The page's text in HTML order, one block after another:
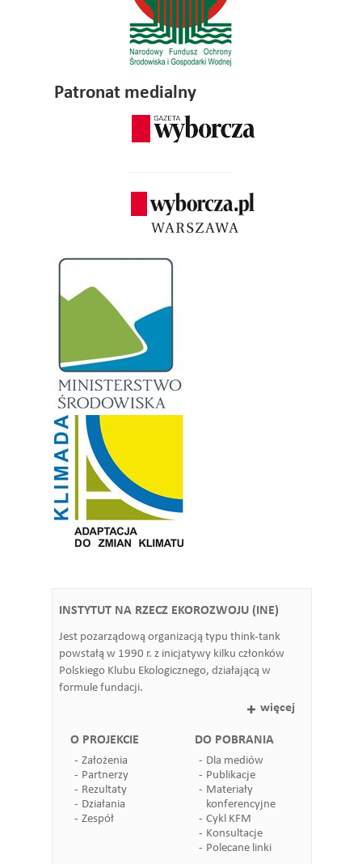
Patronat medialny
INSTYTUT NA RZECZ EKOROZWOJU (INE)
Jest pozarządową organizacją typu think-tank
powstałą w 1990 r. z inicjatywy kilku członków
Polskiego Klubu Ekologicznego, działającą w
formule fundacji.
więcej
O PROJEKCIE
Założenia
Partnerzy
Rezultaty
Działania
Zespół
DO POBRANIA
Dla mediów
Publikacje
Materiały
konferencyjne
Cykl KFM
Konsultacje
Polecane linki